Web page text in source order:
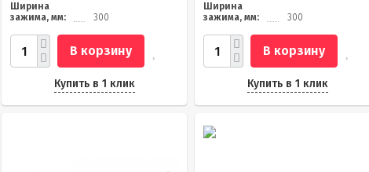
Ширина
зажима, мм:
300
В корзину
Купить в 1 клик
Ширина
зажима, мм:
300
В корзину
Купить в 1 клик